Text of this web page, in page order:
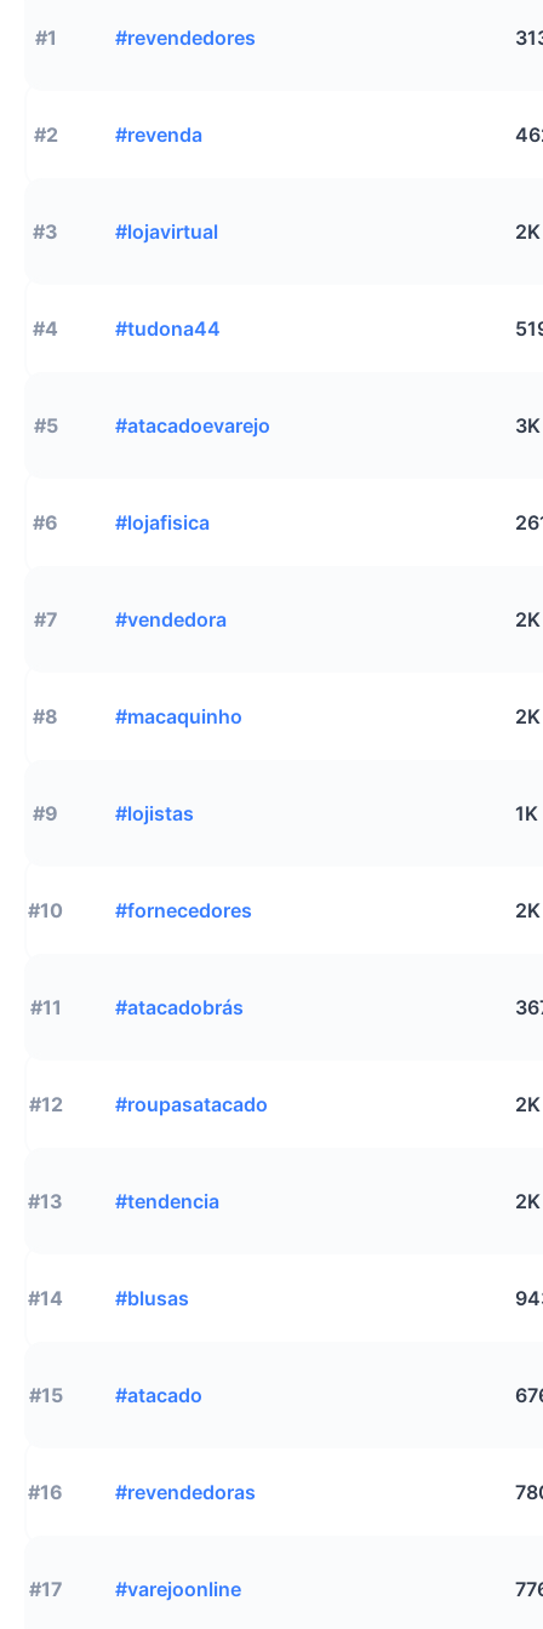
#1 #revendedores
#2 #revenda
#3 #lojavirtual 2K
#4 #tudona44
#5 #atacadoevarejo 3K
#6 #lojafisica
#7 #vendedora 2K
#8 #macaquinho 2K
#9 #lojistas 1K
#10 #fornecedores 2K
#11 #atacadobrás
#12 #roupasatacado 2K
#13 #tendencia 2K
#14 #blusas
#15 #atacado
#16 #revendedoras
#17 #varejoonline